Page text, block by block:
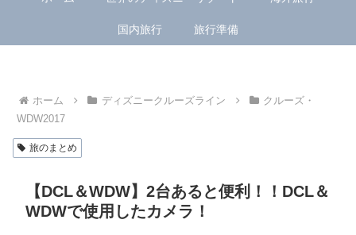
国内旅行 旅行準備
ホーム ディズニークルーズライン
クルーズ・
WDW2017
旅のまとめ
【DCL＆WDW】2台あると便利！！DCL＆
WDWで使用したカメラ！